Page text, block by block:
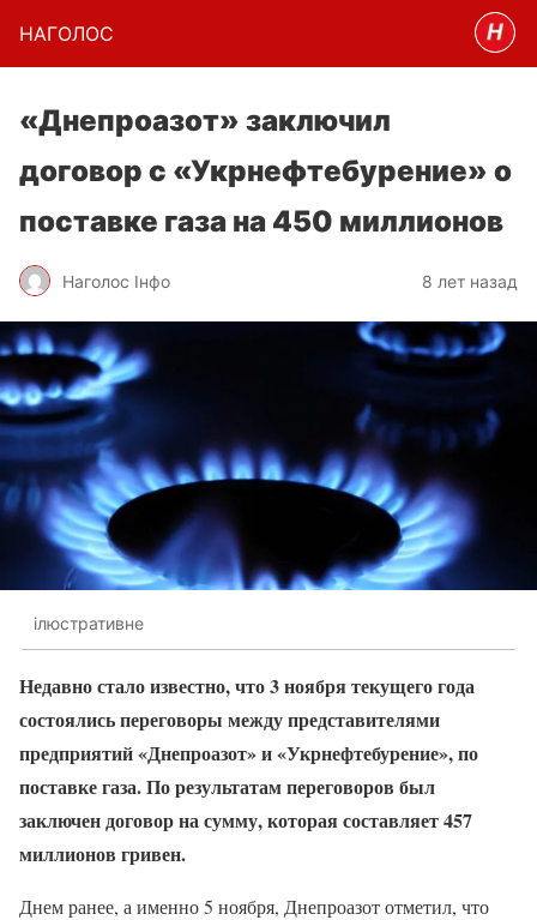
НАГОЛОC
«Днепроазот» заключил
договор с «Укрнефтебурение» о
поставке газа на 450 миллионов
Наголос Інфо 8 лет назад
ілюстративне
Недавно стало известно, что 3 ноября текущего года
состоялись переговоры между представителями
предприятий «Днепроазот» и «Укрнефтебурение», по
поставке газа. По результатам переговоров был
заключен договор на сумму, которая составляет 457
миллионов гривен.
Днем ранее, а именно 5 ноября, Днепроазот отметил, что